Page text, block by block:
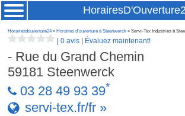
Horairesdouverture24» Horaires d'ouverture à Steenwerck » Servi-Tex Industries à
|0 avis Évaluez maintenant!
- Rue du Grand Chemin
59181 Steenwerck
03 28 49 93 39*
servi-tex.fr/fr »